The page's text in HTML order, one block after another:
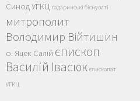
Синод УГКЦ гадаринські біснуваті
митрополит
Володимир Війтишин
о. Яцек Салій єпископ
Василій Івасюк єпископат
УГКЦ